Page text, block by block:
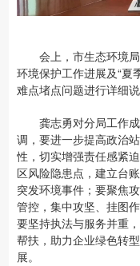
会上，市生态环境局
环境保护工作进展及“夏
难点堵点问题进行详细说
龚志勇对分局工作成
调，要进一步提高政治
性，切实增强责任感紧
区风险隐患点，建立台
突发环境事件；要聚焦
管控，集中攻坚、挂图
要坚持执法与服务并重
帮扶，助力企业绿色转
展。